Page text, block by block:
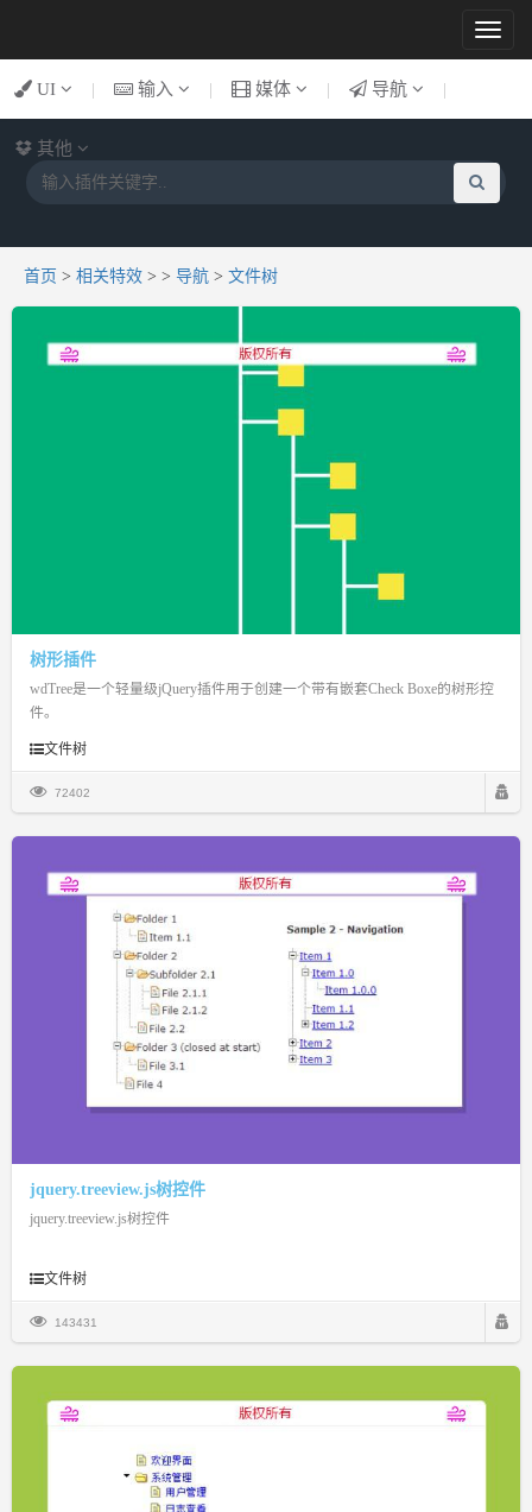
Toggle
UI | 输入 | 媒体 | 导航 |
其他
首页 > 相关特效 > > 导航 > 文件树
树形插件
wdTree是一个轻量级jQuery插件用于创建一个带有嵌套Check Boxe的树形控
件。
文件树
72402
jquery.treeview.js树控件
jquery.treeview.js树控件
文件树
143431